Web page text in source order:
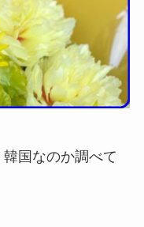
国なのか調べて